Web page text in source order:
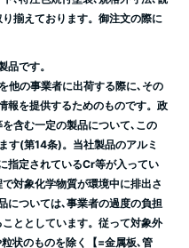
揃えております。御注文の際に
です。
他の事業者に出荷する際に､その
報を提供するためのものです。政
含む一定の製品について､この
す(第14条)。当社製品のアルミ
指定されているCr等が入ってい
対象化学物質が環境中に排出さ
については､事業者の過度の負担
ととしています。従って対象外
状のものを除く【=金属板､管